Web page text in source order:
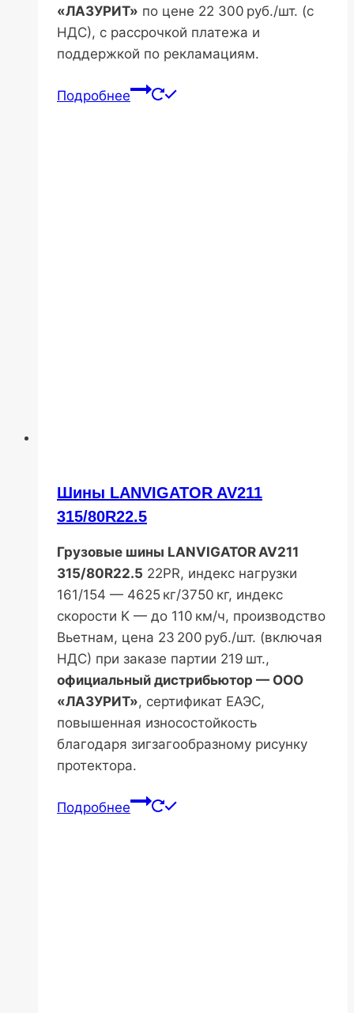
«ЛАЗУРИТ» по цене 22 300 руб./шт. (с
НДС), с рассрочкой платежа и
поддержкой по рекламациям.
Подробнее
Шины LANVIGATOR AV211
315/80R22.5
Грузовые шины LANVIGATOR AV211
315/80R22.5 22PR, индекс нагрузки
161/154 — 4625 кг/3750 кг, индекс
скорости K — до 110 км/ч, производство
Вьетнам, цена 23 200 руб./шт. (включая
НДС) при заказе партии 219 шт.,
официальный дистрибьютор — ООО
«ЛАЗУРИТ», сертификат ЕАЭС,
повышенная износостойкость
благодаря зигзагообразному рисунку
протектора.
Подробнее